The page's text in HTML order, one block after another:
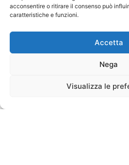
acconsentire o ritirare il consenso può
caratteristiche e funzioni.
Accetta
Nega
Visualizza le